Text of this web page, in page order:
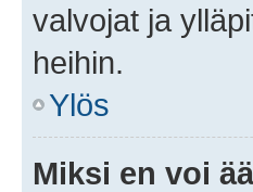
valvojat ja
heihin.
Ylös
Miksi en voi